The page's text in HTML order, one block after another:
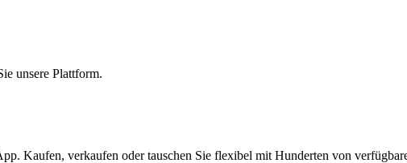
unsere Plattform.
Kaufen, verkaufen oder tauschen Sie flexibel mit Hunderten von